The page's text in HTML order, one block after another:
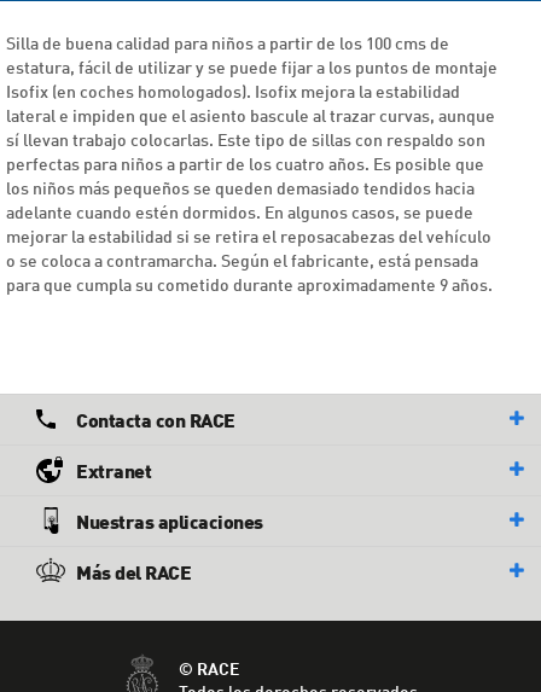
Silla de buena calidad para niños a partir de los 100 cms de
estatura, fácil de utilizar y se puede fijar a los puntos de montaje
Isofix (en coches homologados). Isofix mejora la estabilidad
lateral e impiden que el asiento bascule al trazar curvas, aunque
sí llevan trabajo colocarlas. Este tipo de sillas con respaldo son
perfectas para niños a partir de los cuatro años. Es posible que
los niños más pequeños se queden demasiado tendidos hacia
adelante cuando estén dormidos. En algunos casos, se puede
mejorar la estabilidad si se retira el reposacabezas del vehículo
o se coloca a contramarcha. Según el fabricante, está pensada
para que cumpla su cometido durante aproximadamente 9 años.
Contacta con RACE
Extranet
Nuestras aplicaciones
Más del RACE
© RACE